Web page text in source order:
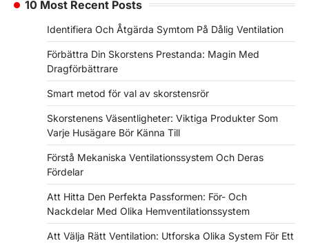
10 Most Recent Posts
Identifiera Och Åtgärda Symtom På Dålig Ventilation
Förbättra Din Skorstens Prestanda: Magin Med
Dragförbättrare
Smart metod för val av skorstensrör
Skorstenens Väsentligheter: Viktiga Produkter Som
Varje Husägare Bör Känna Till
Förstå Mekaniska Ventilationssystem Och Deras
Fördelar
Att Hitta Den Perfekta Passformen: För- Och
Nackdelar Med Olika Hemventilationssystem
Att Välja Rätt Ventilation: Utforska Olika System För Ett